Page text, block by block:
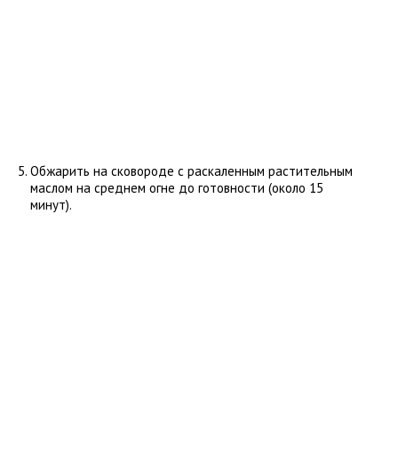
Обжарить на сковороде с раскаленным растительным
маслом на среднем огне до готовности (около 15
минут).